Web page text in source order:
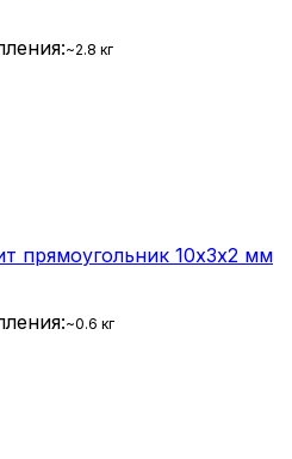
~2.8 кг
прямоугольник 10х3х2 мм
~0.6 кг